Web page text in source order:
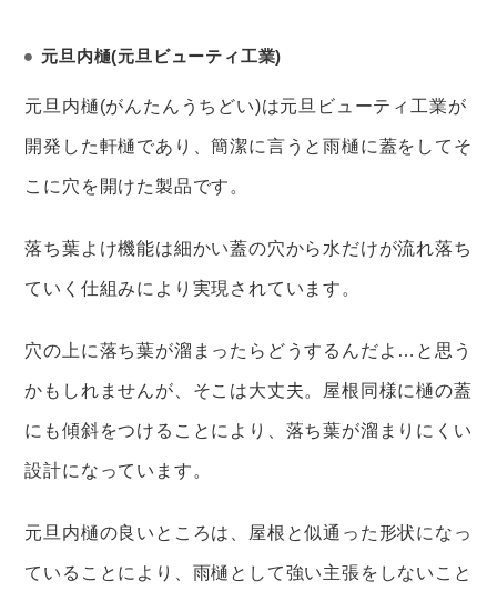
元旦内樋(元旦ビューティ工業)
元旦内樋(がんたんうちどい)は元旦ビューティ工業が
開発した軒樋であり、簡潔に言うと雨樋に蓋をしてそ
こに穴を開けた製品です。
落ち葉よけ機能は細かい蓋の穴から水だけが流れ落ち
ていく仕組みにより実現されています。
穴の上に落ち葉が溜まったらどうするんだよ…と思う
かもしれませんが、そこは大丈夫。屋根同様に樋の蓋
にも傾斜をつけることにより、落ち葉が溜まりにくい
設計になっています。
元旦内樋の良いところは、屋根と似通った形状になっ
ていることにより、雨樋として強い主張をしないこと